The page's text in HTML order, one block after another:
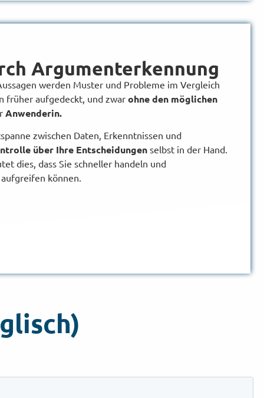
Argumenterkennung
werden Muster und Probleme im Vergleich
früher aufgedeckt, und zwar ohne den möglichen
Anwenderin.
zwischen Daten, Erkenntnissen und
über Ihre Entscheidungen selbst in der Hand.
dies, dass Sie schneller handeln und
können.